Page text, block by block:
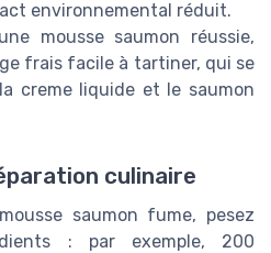
environnemental réduit.
mousse saumon réussie,
frais facile à tartiner, qui se
creme liquide et le saumon
culinaire
saumon fume, pesez
: par exemple, 200